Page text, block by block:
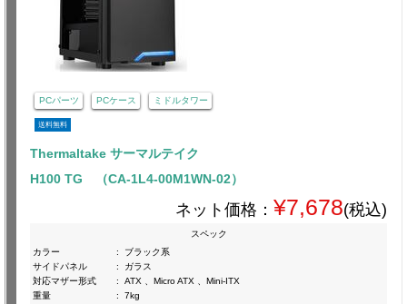
PCパーツ PCケース ミドルタワー
送料無料
Thermaltake サーマルテイク
H100 TG （CA-1L4-00M1WN-02）
ネット価格： ¥7,678(税込)
スペック
カラー
:
ブラック系
サイドパネル
:
ガラス
対応マザー形式
:
ATX 、Micro ATX 、Mini-ITX
重量
:
7kg